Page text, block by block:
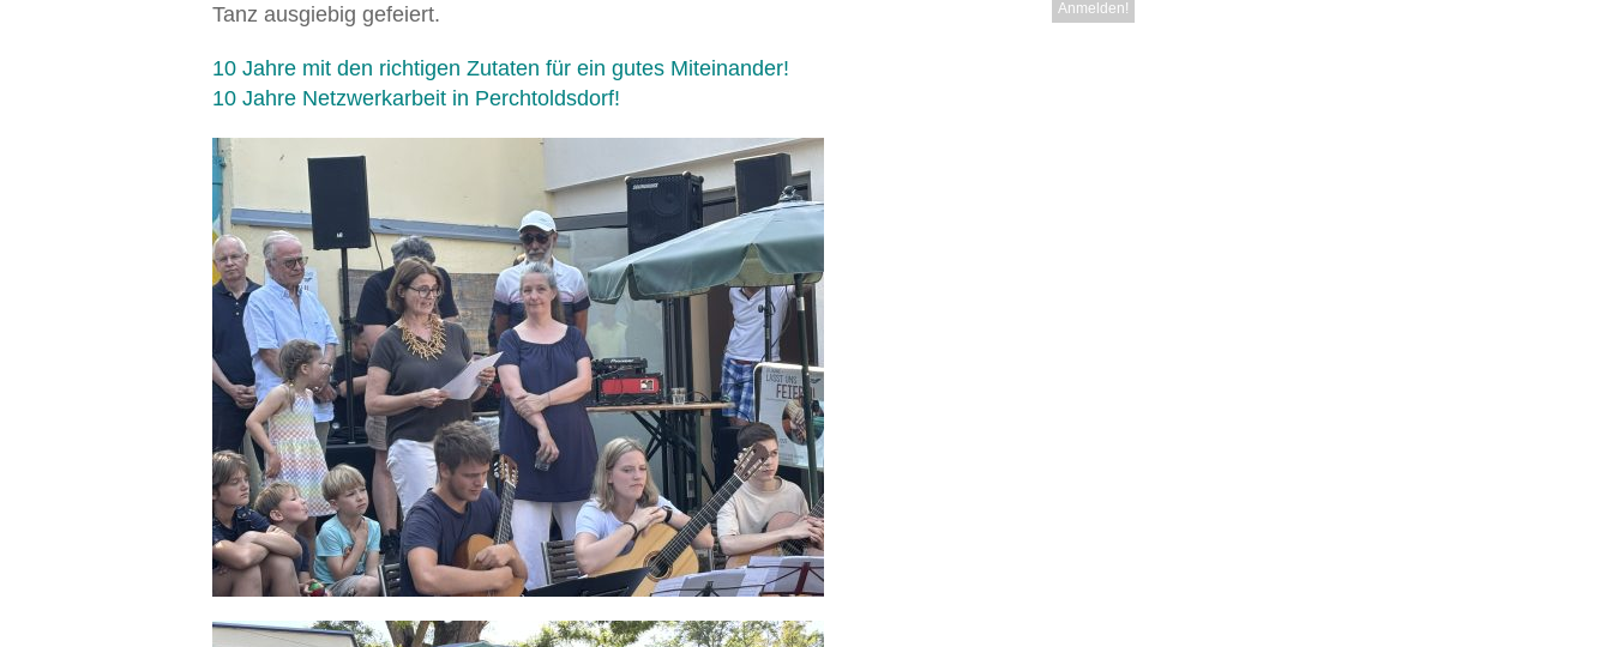
Tanz ausgiebig gefeiert.
10 Jahre mit den richtigen Zutaten für ein gutes Miteinander!
10 Jahre Netzwerkarbeit in Perchtoldsdorf!